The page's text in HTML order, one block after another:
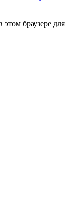
браузере для